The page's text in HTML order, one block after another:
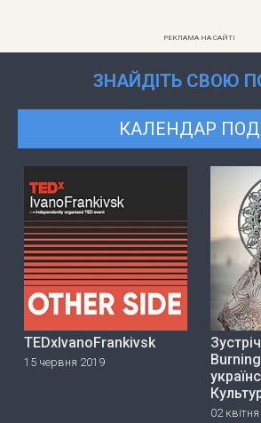
РЕКЛАМА НА САЙТІ
ЗНАЙДІТЬ СВОЮ
КАЛЕНДАР
TEDxIvanoFrankivsk
15 червня 2019
02